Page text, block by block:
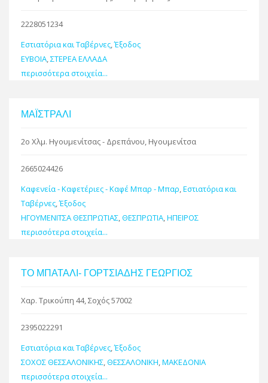
2228051234
Εστιατόρια και Ταβέρνες,Έξοδος
ΕΥΒΟΙΑ,ΣΤΕΡΕΑ ΕΛΛΑΔΑ
περισσότερα στοιχεία...
ΜΑΪΣΤΡΑΛΙ
2ο Χλμ. Ηγουμενίτσας - Δρεπάνου, Ηγουμενίτσα
2665024426
Καφενεία - Καφετέριες - Καφέ Μπαρ - Μπαρ,Εστιατόρια και
Ταβέρνες,Έξοδος
ΗΓΟΥΜΕΝΙΤΣΑ ΘΕΣΠΡΩΤΙΑΣ,ΘΕΣΠΡΩΤΙΑ,ΗΠΕΙΡΟΣ
περισσότερα στοιχεία...
ΤΟ ΜΠΑΤΑΛΙ- ΓΟΡΤΣΙΑΔΗΣ ΓΕΩΡΓΙΟΣ
Χαρ. Τρικούπη 44, Σοχός 57002
2395022291
Εστιατόρια και Ταβέρνες,Έξοδος
ΣΟΧΟΣ ΘΕΣΣΑΛΟΝΙΚΗΣ,ΘΕΣΣΑΛΟΝΙΚΗ,ΜΑΚΕΔΟΝΙΑ
περισσότερα στοιχεία...